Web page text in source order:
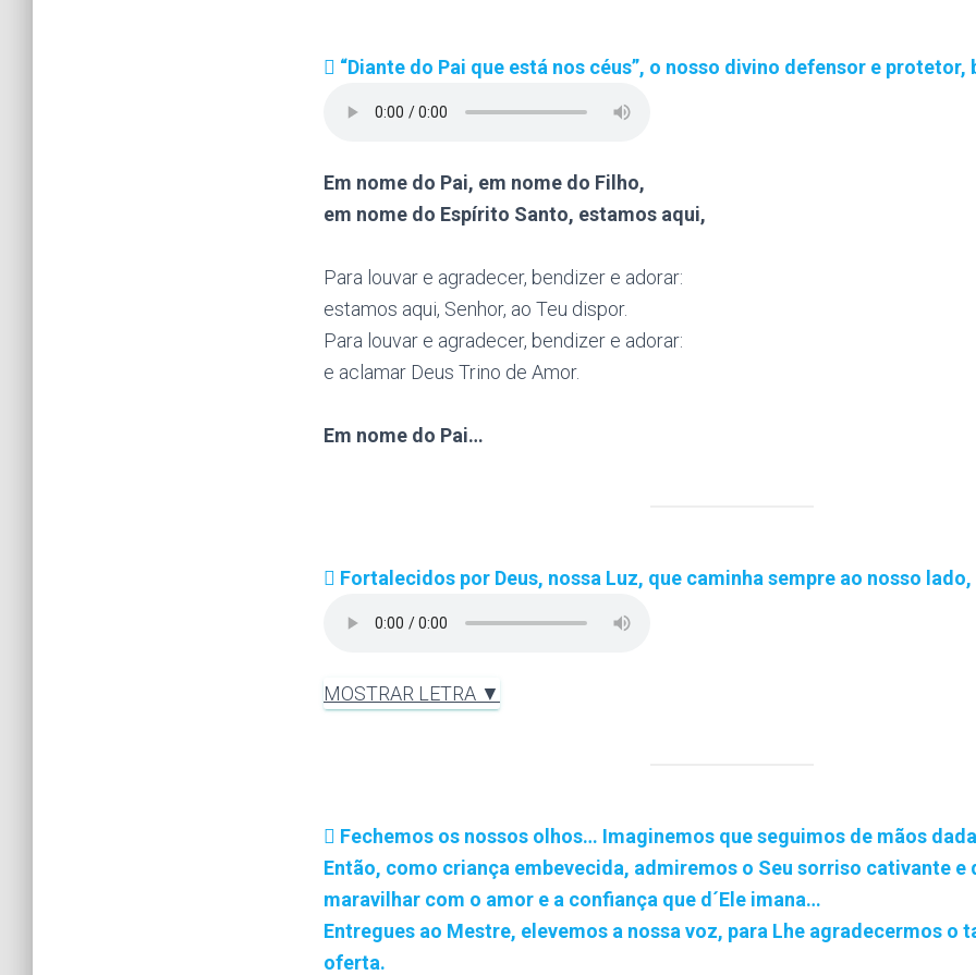
“Diante do Pai que está nos céus”, o nosso divino defensor e protetor,
Em nome do Pai, em nome do Filho,
em nome do Espírito Santo, estamos aqui,
Para louvar e agradecer, bendizer e adorar:
estamos aqui, Senhor, ao Teu dispor.
Para louvar e agradecer, bendizer e adorar:
e aclamar Deus Trino de Amor.
Em nome do Pai…
Fortalecidos por Deus, nossa Luz, que caminha sempre ao nosso
MOSTRAR LETRA ▼
Fechemos os nossos olhos… Imaginemos que seguimos de mãos
Então, como criança embevecida, admiremos o Seu sorriso cativante e
maravilhar com o amor e a confiança que d´Ele imana…
Entregues ao Mestre, elevemos a nossa voz, para Lhe agradecermos o
oferta.